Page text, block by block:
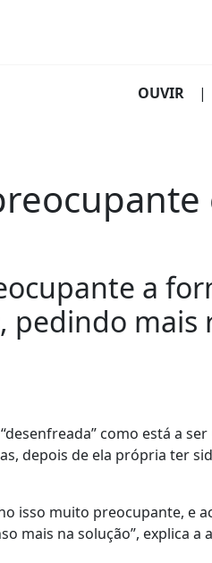
OUVIR |
a
pedindo
como está a
depois de ela própria ter
isso muito preocupante, e
mais na solução”, explica a